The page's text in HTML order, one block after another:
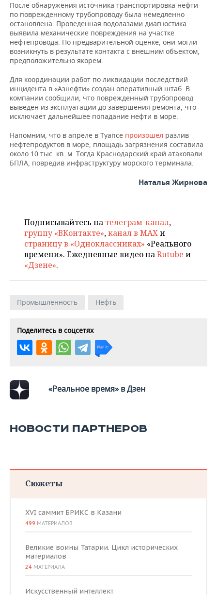
После обнаружения источника транспортировка нефти
по поврежденному трубопроводу была немедленно
остановлена. Проведенная водолазами диагностика
выявила механические повреждения на участке
нефтепровода. По предварительной оценке, они могли
возникнуть в результате контакта с внешним объектом,
предположительно якорем.
Для координации работ по ликвидации последствий
инцидента в «Азнефти» создан оперативный штаб. В
компании сообщили, что поврежденный трубопровод
выведен из эксплуатации до завершения ремонта, что
исключает дальнейшее попадание нефти в море.
Напомним, что в апреле в Туапсе произошел разлив
нефтепродуктов в море, площадь загрязнения составила
около 10 тыс. кв. м. Тогда Краснодарский край атаковали
БПЛА, повредив инфраструктуру морского терминала.
Наталья Жирнова
Подписывайтесь на телеграм-канал,
группу «ВКонтакте»,канал в MAXи
страницу в «Одноклассниках» «Реального
времени». Ежедневные видео наRutube и
«Дзене».
Промышленность Нефть
Поделитесь в соцсетях
«Реальное время» в Дзен
НОВОСТИ ПАРТНЕРОВ
Сюжеты
XVI саммит БРИКС в Казани
499 МАТЕРИАЛОВ
Великие воины Татарии. Цикл исторических
материалов
24 МАТЕРИАЛА
Искусственный интеллект